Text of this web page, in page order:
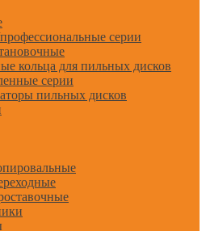
серии
кольца для пильных дисков
серии
пильных дисков